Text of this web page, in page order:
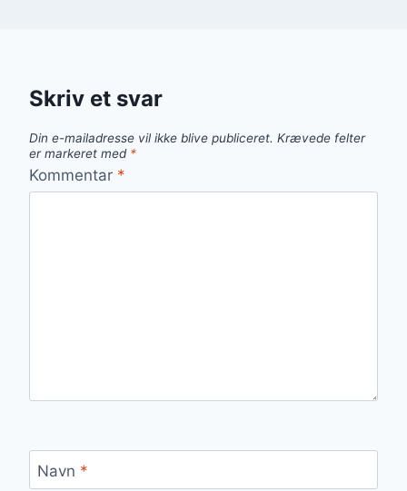
Skriv et svar
Din e-mailadresse vil ikke blive publiceret. Krævede felter
er markeret med *
Kommentar *
Navn *